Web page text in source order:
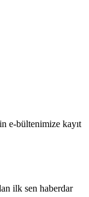
e-bültenimize kayıt
ilk sen haberdar